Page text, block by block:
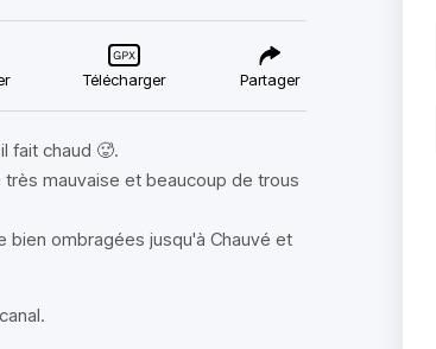
Télécharger Partager
fait chaud 🥵.
mauvaise et beaucoup de trous
bien ombragées jusqu'à Chauvé et